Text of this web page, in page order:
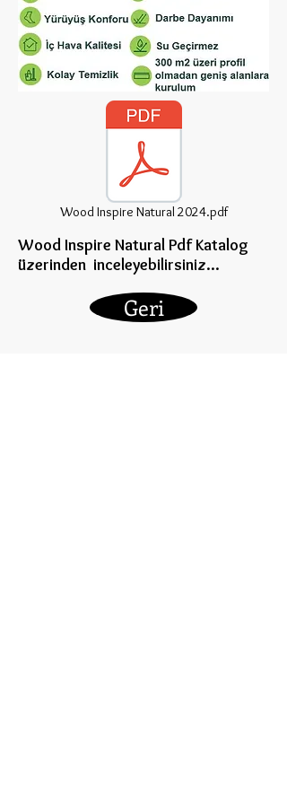
Wood Inspire Natural 2024.pdf
Wood Inspire Natural Pdf Katalog
üzerinden inceleyebilirsiniz...
Geri